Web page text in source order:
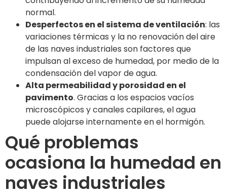
normal.
Desperfectos en el sistema de ventilación: las
variaciones térmicas y la no renovación del aire
de las naves industriales son factores que
impulsan al exceso de humedad, por medio de la
condensación del vapor de agua.
Alta permeabilidad y porosidad en el
pavimento. Gracias a los espacios vacíos
microscópicos y canales capilares, el agua
puede alojarse internamente en el hormigón.
Qué problemas
ocasiona la humedad en
naves industriales